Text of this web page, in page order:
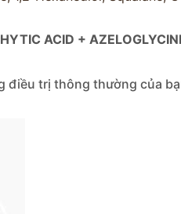
ACID +
điều trị thông thường của